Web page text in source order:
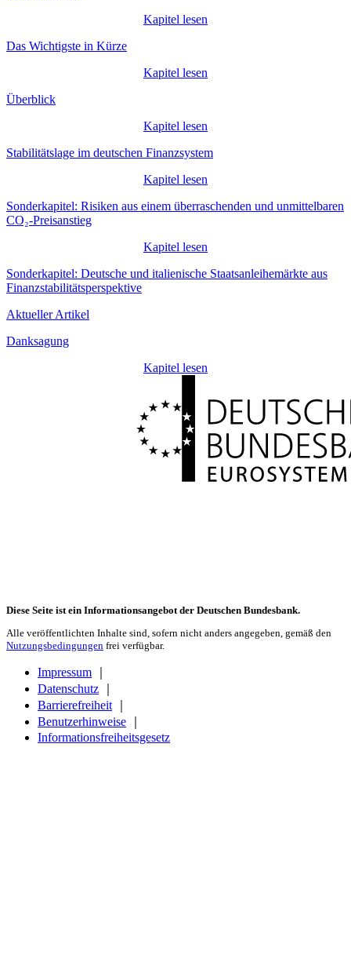
Kapitel lesen
Das Wichtigste in Kürze
Kapitel lesen
Überblick
Kapitel lesen
Stabilitätslage im deutschen Finanzsystem
Kapitel lesen
Sonderkapitel: Risiken aus einem überraschenden und unmittelbaren
CO₂-Preisanstieg
Kapitel lesen
Sonderkapitel: Deutsche und italienische Staatsanleihemärkte aus
Finanzstabilitätsperspektive
Aktueller Artikel
Danksagung
Kapitel lesen
Diese Seite ist ein Informationsangebot der Deutschen Bundesbank.
Alle veröffentlichten Inhalte sind, sofern nicht anders angegeben, gemäß den
Nutzungsbedingungen frei verfügbar.
Impressum
Datenschutz
Barrierefreiheit｜
Benutzerhinweise
Informationsfreiheitsgesetz